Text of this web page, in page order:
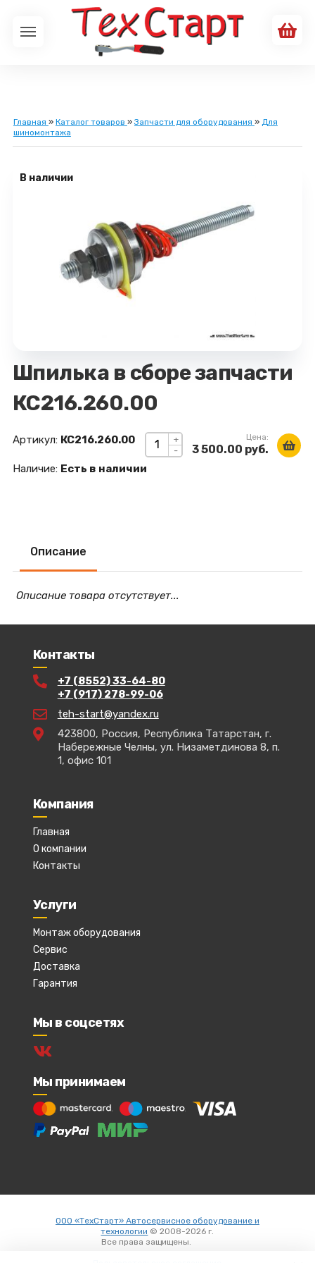
Главная » Каталог товаров »Запчасти для оборудования » Для
шиномонтажа
В наличии
Шпилька в сборе запчасти
КС216.260.00
+
-
Цена:
3 500.00 руб.
Артикул: КС216.260.00
Наличие: Есть в наличии
Описание
Описание товара отсутствует...
Контакты
+7 (8552) 33-64-80
+7 (917) 278-99-06
teh-start@yandex.ru
423800, Россия, Республика Татарстан, г.
Набережные Челны, ул. Низаметдинова 8, п.
1, офис 101
Компания
Главная
О компании
Контакты
Услуги
Монтаж оборудования
Сервис
Доставка
Гарантия
Мы в соцсетях
Мы принимаем
ООО «ТехСтарт» Автосервисное оборудование и
технологии © 2008-2026 г.
Все права защищены.